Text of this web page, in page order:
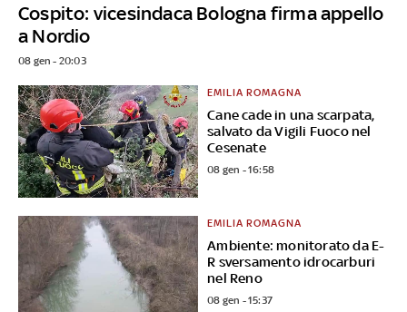
Cospito: vicesindaca Bologna firma appello
a Nordio
08 gen - 20:03
Cane cade in una scarpata,
salvato da Vigili Fuoco nel
Cesenate
EMILIA ROMAGNA
08 gen - 16:58
Ambiente: monitorato da E-
R sversamento idrocarburi
nel Reno
EMILIA ROMAGNA
08 gen - 15:37